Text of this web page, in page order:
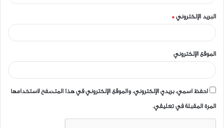
البريد الإلكتروني *
الموقع الإلكتروني
احفظ اسمي، بريدي الإلكتروني، والموقع الإلكتروني في هذا المتصفح لاستخدامها
المرة المقبلة في تعليقي.